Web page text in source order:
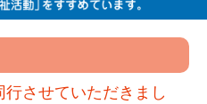
させていただきまし